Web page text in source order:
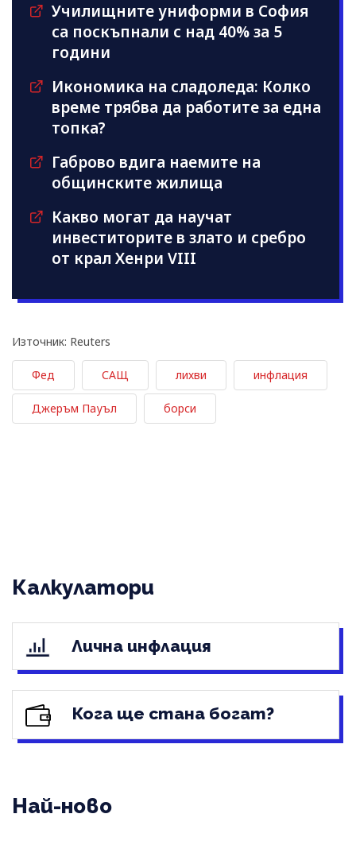
Училищните униформи в София
са поскъпнали с над 40% за 5
години
Икономика на сладоледа: Колко
време трябва да работите за една
топка?
Габрово вдига наемите на
общинските жилища
Какво могат да научат
инвеститорите в злато и сребро
от крал Хенри VIII
Източник: Reuters
Фед САЩ лихви инфлация
Джеръм Пауъл борси
Калкулатори
Лична инфлация
Кога ще стана богат?
Най-ново